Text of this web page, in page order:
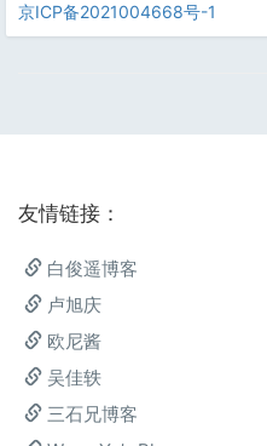
京ICP备2021004668号-1
友情链接：
白俊遥博客
卢旭庆
欧尼酱
吴佳轶
三石兄博客